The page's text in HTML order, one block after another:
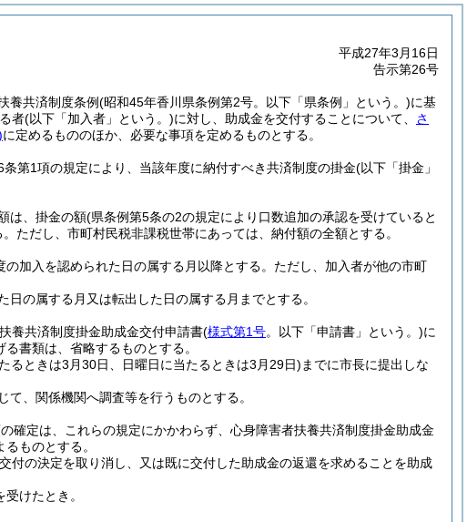
平成27年3月16日
告示第26号
養共済制度条例(昭和45年香川県条例第2号。以下「県条例」という。)に基
者(以下「加入者」という。)に対し、助成金を交付することについて、 さ
に定めるもののほか、必要な事項を定めるものとする。
第1項の規定により、当該年度に納付すべき共済制度の掛金(以下「掛金」
は、掛金の額(県条例第5条の2の規定により口数追加の承認を受けていると
ただし、市町村民税非課税世帯にあっては、納付額の全額とする。
加入を認められた日の属する月以降とする。 ただし、加入者が他の市町
の属する月又は転出した日の属する月までとする。
養共済制度掛金助成金交付申請書(様式第1号。以下「申請書」という。)に
る書類は、省略するものとする。
るときは3月30日、日曜日に当たるときは3月29日) までに市長に提出しな
、関係機関へ調査等を行うものとする。
確定は、これらの規定にかかわらず、心身障害者扶養共済制度掛金助成金
るものとする。
付の決定を取り消し、又は既に交付した助成金の返還を求めることを助成
けたとき。